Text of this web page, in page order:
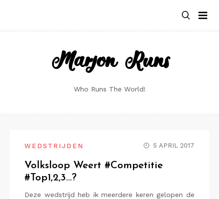
content
Marjon Runs
Who Runs The World!
WEDSTRIJDEN 5 APRIL 2017
Volksloop Weert #Competitie
#Top1,2,3…?
Deze wedstrijd heb ik meerdere keren gelopen de